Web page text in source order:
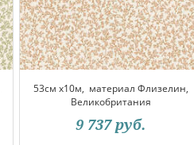
53см x10м, материал Флизелин,
Великобритания
9 737 руб.